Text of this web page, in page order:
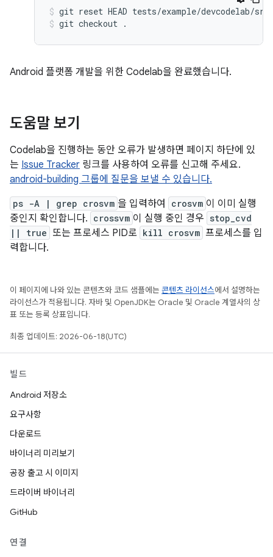
git reset HEAD tests/example/devcodelab/
git checkout .
Android 플랫폼 개발을 위한 Codelab을 완료했습니다.
도움말 보기
Codelab을 진행하는 동안 오류가 발생하면 페이지 하단에 있
는 Issue Tracker 링크를 사용하여 오류를 신고해 주세요.
android-building 그룹에 질문을 보낼 수 있습니다.
ps -A | grep crosvm 을 입력하여 crosvm 이 이미 실행
중인지 확인합니다. crossvm 이 실행 중인 경우 stop_cvd
|| true 또는 프로세스 PID로 kill crosvm 프로세스를 입
력합니다.
이 페이지에 나와 있는 콘텐츠와 코드 샘플에는 콘텐츠 라이선스에서 설명하는
라이선스가 적용됩니다. 자바 및 OpenJDK는 Oracle 및 Oracle 계열사의 상
표 또는 등록 상표입니다.
최종 업데이트: 2026-06-18(UTC)
빌드
Android 저장소
요구사항
다운로드
바이너리 미리보기
공장 출고 시 이미지
드라이버 바이너리
GitHub
연결